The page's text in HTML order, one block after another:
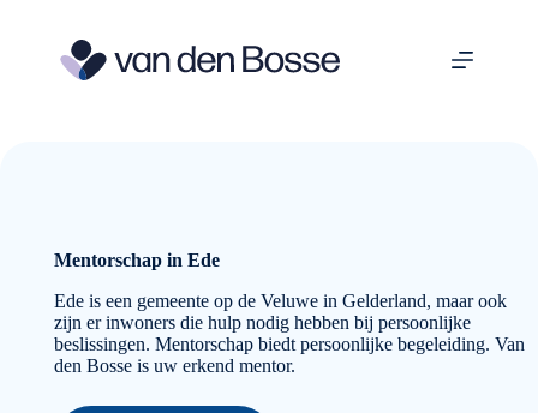
Mentorschap in Ede
Ede is een gemeente op de Veluwe in Gelderland, maar ook
zijn er inwoners die hulp nodig hebben bij persoonlijke
beslissingen. Mentorschap biedt persoonlijke begeleiding. Van
den Bosse is uw erkend mentor.